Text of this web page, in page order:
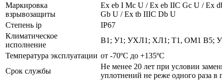
Маркировка
взрывозащиты
Ех eb I Mc U / Ех eb IIC Gc U / Ex
Gb U / Ex tb IIIC Db U
Степень ip
IP67
Климатическое
исполнение
В1; У1; УХЛ1; ХЛ1; Т1, ОМ1 В5;
Температура эксплуатации от -70ºС до +135ºС
Срок службы
Не менее 20 лет при условии
уплотнений не реже одного раза в